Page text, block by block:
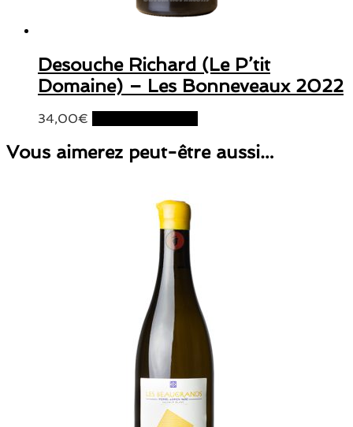
Desouche Richard (Le P’tit
Domaine) – Les Bonneveaux 2022
34,00€
Vous aimerez peut-être aussi…